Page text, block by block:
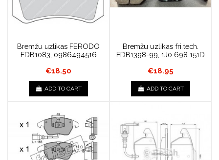
Bremžu uzlikas FERODO
FDB1083, 0986494516
€18.50
ADD TO CART
Bremžu uzlikas fri.tech.
FDB1398-99, 1J0 698 151D
€18.95
ADD TO CART